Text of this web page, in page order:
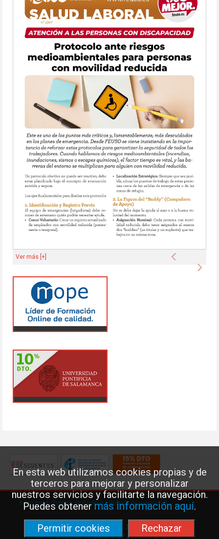
En esta web utilizamos cookies propias y de
terceros para mejorar y personalizar
nuestros servicios y facilitarte la navegación.
Puedes obtenermás información aquí.
Permitir cookies
Rechazar
Anterior
Ver más [+]
Aviso legal·Política de Cookies·Política de privacidad
Federación de Enseñanza de USO · Teléfono: 91 577 41 13 ·
Príncipe de Vergara, 13 · 7º 28001 MADRID